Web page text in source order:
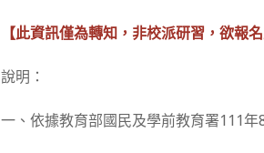
【此資訊僅為轉知，非校派研習，欲報
說明：
一、依據教育部國民及學前教育署111